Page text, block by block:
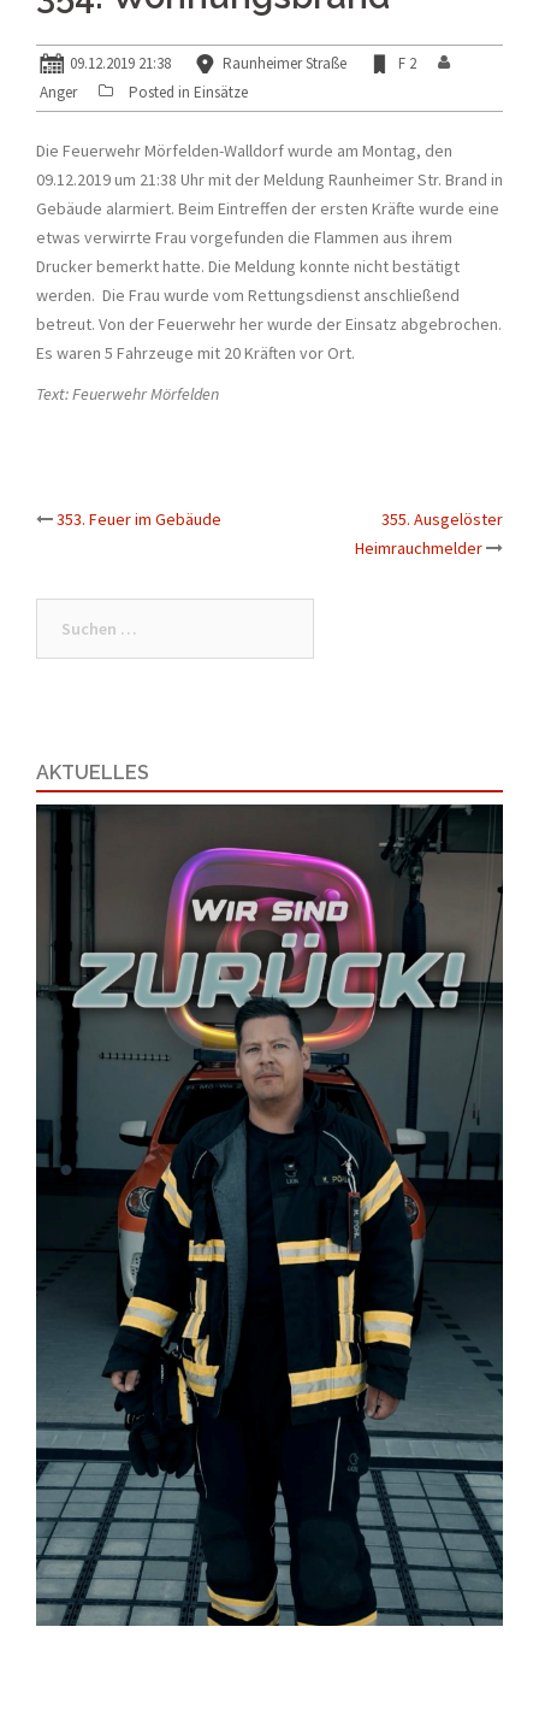
09.12.2019 21:38 Raunheimer Straße
F 2
Anger
Posted in Einsätze
Die Feuerwehr Mörfelden-Walldorf wurde am Montag, den
09.12.2019 um 21:38 Uhr mit der Meldung Raunheimer Str. Brand in
Gebäude alarmiert. Beim Eintreffen der ersten Kräfte wurde eine
etwas verwirrte Frau vorgefunden die Flammen aus ihrem
Drucker bemerkt hatte. Die Meldung konnte nicht bestätigt
werden. Die Frau wurde vom Rettungsdienst anschließend
betreut. Von der Feuerwehr her wurde der Einsatz abgebrochen.
Es waren 5 Fahrzeuge mit 20 Kräften vor Ort.
Text: Feuerwehr Mörfelden
Beitrags-
353. Feuer im Gebäude
355. Ausgelöster
Heimrauchmelder
nach:
AKTUELLES